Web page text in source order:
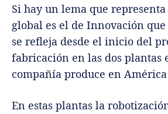
Si hay un lema que representa
global es el de Innovación
se refleja desde el inicio del
fabricación en las dos plantas
compañía produce en
En estas plantas la